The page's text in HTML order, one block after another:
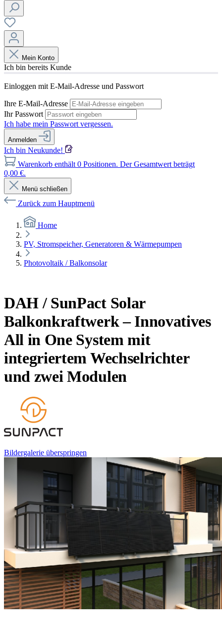
Mein Konto
Ich bin bereits Kunde
Einloggen mit E-Mail-Adresse und Passwort
Ihre E-Mail-Adresse
Ihr Passwort
Ich habe mein Passwort vergessen.
Anmelden
Ich bin Neukunde!
Warenkorb enthält 0 Positionen. Der Gesamtwert beträgt
0,00 €.
Menü schließen
Zurück zum Hauptmenü
Home
PV, Stromspeicher, Generatoren & Wärmepumpen
Photovoltaik / Balkonsolar
DAH / SunPact Solar
Balkonkraftwerk – Innovatives
All in One System mit
integriertem Wechselrichter
und zwei Modulen
Bildergalerie überspringen